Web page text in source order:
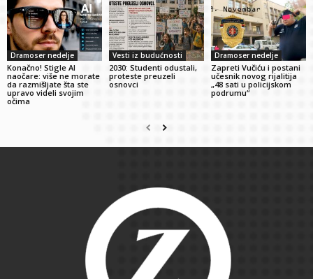
Dramoser nedelje
Konačno! Stigle AI
naočare: više ne morate
da razmišljate šta ste
upravo videli svojim
očima
Vesti iz budućnosti
2030: Studenti odustali,
proteste preuzeli
osnovci
Dramoser nedelje
Zapreti Vučiću i postani
učesnik novog rijalitija
„48 sati u policijskom
podrumu“